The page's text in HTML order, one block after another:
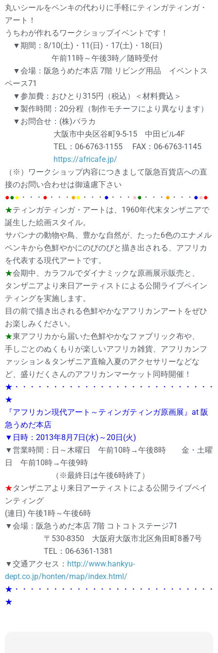
丸いシールをペンキの代わりに手軽にティンガティンガ・
アート！
うちわが作れるワークショップイベントです！
▼期間：8/10(土)・11(日)・17(土)・18(日)
午前11時～午後3時／随時受付
▼会場：阪急うめだ本店 7階 リビング用品 イベントス
ペース71
▼参加費：おひとり315円（税込）＜材料費込＞
▼製作時間：20分程（制作モチーフにより異なります）
▼お問合せ：(株)バラカ
大阪市中央区谷町9-5-15 中田ビル4F
TEL：06-6763-1155 FAX：06-6763-1145
https://africafe.jp/
（※）ワークショップ内容につきまして阪急百貨店への直
接のお問い合わせは御遠慮下さい
●●● ・・・ ● ・・・ ●● ・・・ ● ・・・ ●● ・・・ ● ・・・ ●●●
★ティンガティンガ・アートは、1960年代末タンザニアで
誕生した絵画スタイル。
サバンナの動物や鳥、豊かな自然が、たった6色のエナメル
ペンキから色鮮やかにのびのびと描き出される、アフリカ
を代表する現代アートです。
★会期中、カラフルでダイナミックな原画展示販売と、
タンザニアより来日アーティストによる公開ライブペイン
ティングを実施します。
目の前で描き出される色鮮やかなアフリカンアートをぜひ
お楽しみください。
★東アフリカから届いた色鮮やかなファブリック布や、
手しごとのぬくもりが楽しいアフリカ雑貨、アフリカンフ
ァッション＆タンザニア直輸入夏のアクセサリーなどな
ど、盛りだくさんのアフリカンマーケット同時開催！
★・・・・・・・・・・・・・・・・・・・・・・・・・・
★
『アフリカン現代アート～ティンガティンガ原画展』at 阪
急うめだ本店
▼日時：2013年8月7日(水)～20日(火)
▼営業時間：日～木曜日 午前10時→午後8時 金・土曜
日 午前10時→午後9時
（※最終日は午後6時終了）
★タンザニアより来日アーティストによる公開ライブペイ
ンティング
(連日) 午後1時～午後6時
▼会場：阪急うめだ本店 7階 コトコトステージ71
〒530-8350 大阪府大阪市北区角田町8番7号
TEL：06-6361-1381
▼交通アクセス： http://www.hankyu-
dept.co.jp/honten/map/index.html/
★・・・・・・・・・・・・・・・・・・・・・・・・・・
★